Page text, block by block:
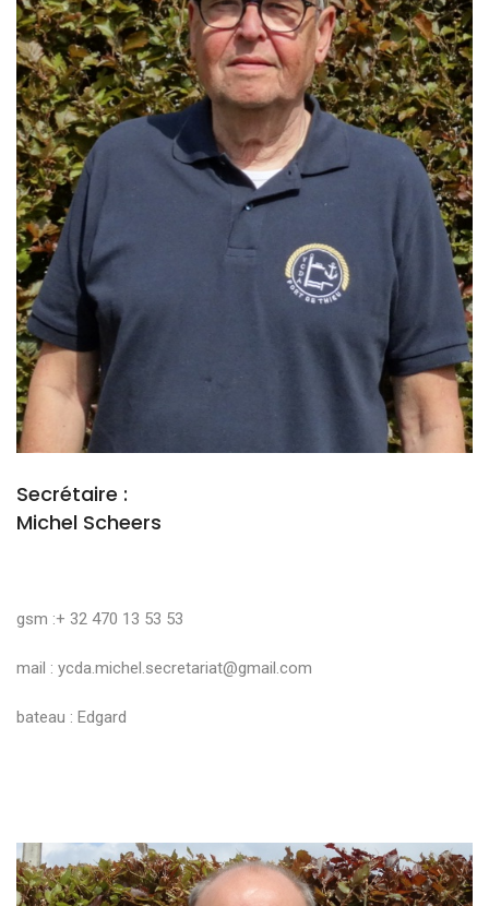
Secrétaire :
Michel Scheers
gsm :+ 32 470 13 53 53
mail : ycda.michel.secretariat@gmail.com
bateau : Edgard